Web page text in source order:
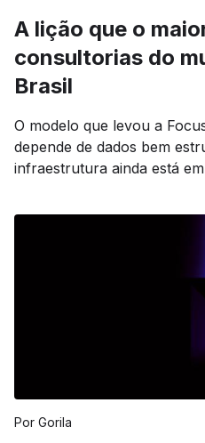
A lição que o
consultorias do
Brasil
O modelo que levou a
depende de dados bem
infraestrutura ainda está
Por Gorila